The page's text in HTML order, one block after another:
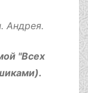
Андрея.
"Всех